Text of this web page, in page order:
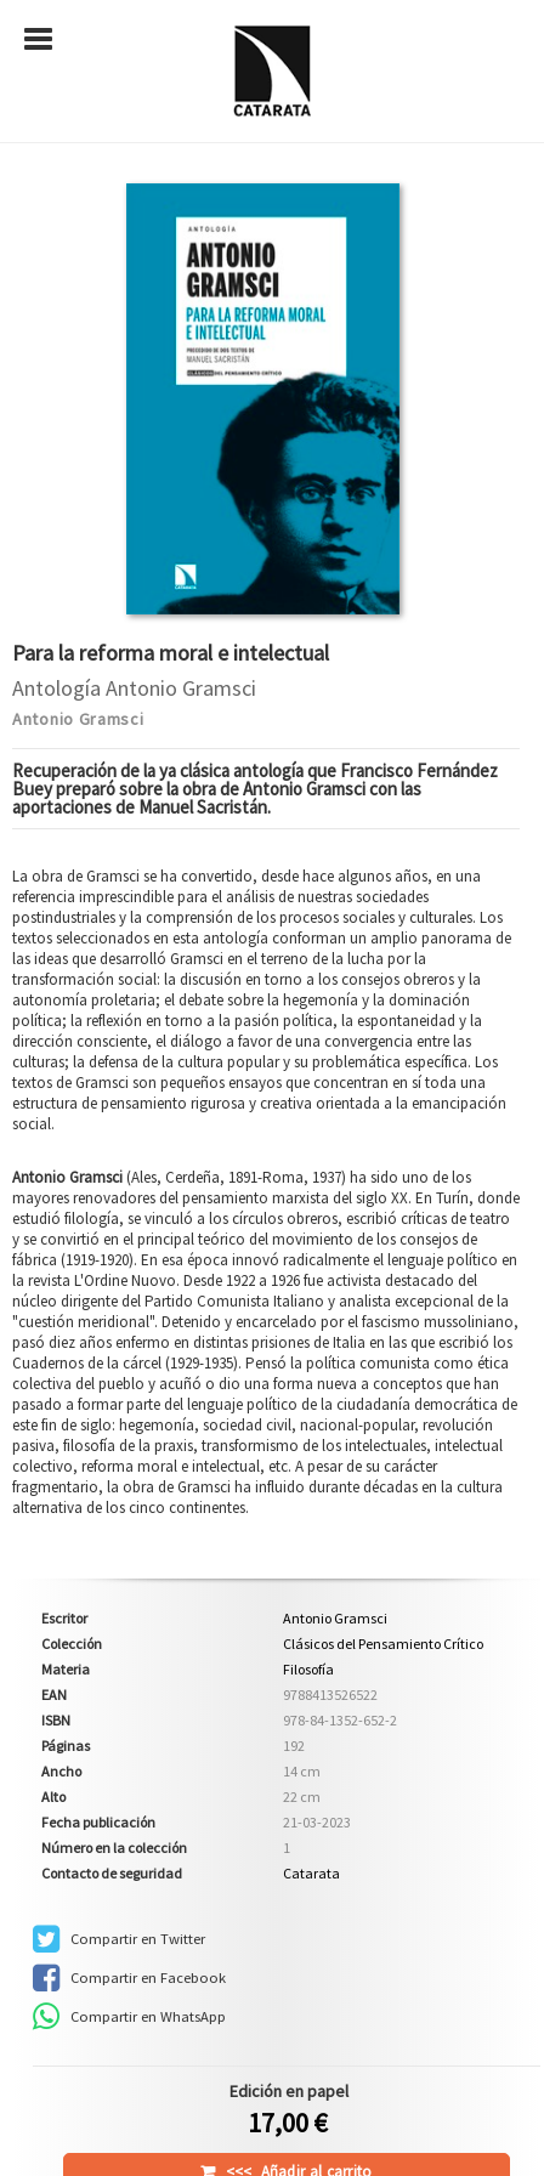
Para la reforma moral e intelectual
Antología Antonio Gramsci
Antonio Gramsci
Recuperación de la ya clásica antología que Francisco Fernández
Buey preparó sobre la obra de Antonio Gramsci con las
aportaciones de Manuel Sacristán.
La obra de Gramsci se ha convertido, desde hace algunos años, en una
referencia imprescindible para el análisis de nuestras sociedades
postindustriales y la comprensión de los procesos sociales y culturales. Los
textos seleccionados en esta antología conforman un amplio panorama de
las ideas que desarrolló Gramsci en el terreno de la lucha por la
transformación social: la discusión en torno a los consejos obreros y la
autonomía proletaria; el debate sobre la hegemonía y la dominación
política; la reflexión en torno a la pasión política, la espontaneidad y la
dirección consciente, el diálogo a favor de una convergencia entre las
culturas; la defensa de la cultura popular y su problemática específica. Los
textos de Gramsci son pequeños ensayos que concentran en sí toda una
estructura de pensamiento rigurosa y creativa orientada a la emancipación
social.
Antonio Gramsci(Ales, Cerdeña, 1891-Roma, 1937) ha sido uno de los
mayores renovadores del pensamiento marxista del siglo XX. En Turín, donde
estudió filología, se vinculó a los círculos obreros, escribió críticas de teatro
y se convirtió en el principal teórico del movimiento de los consejos de
fábrica (1919-1920). En esa época innovó radicalmente el lenguaje político en
la revista L'Ordine Nuovo. Desde 1922 a 1926 fue activista destacado del
núcleo dirigente del Partido Comunista Italiano y analista excepcional de la
"cuestión meridional". Detenido y encarcelado por el fascismo mussoliniano,
pasó diez años enfermo en distintas prisiones de Italia en las que escribió los
Cuadernos de la cárcel (1929-1935). Pensó la política comunista como ética
colectiva del pueblo y acuñó o dio una forma nueva a conceptos que han
pasado a formar parte del lenguaje político de la ciudadanía democrática de
este fin de siglo: hegemonía, sociedad civil, nacional-popular, revolución
pasiva, filosofía de la praxis, transformismo de los intelectuales, intelectual
colectivo, reforma moral e intelectual, etc. A pesar de su carácter
fragmentario, la obra de Gramsci ha influido durante décadas en la cultura
alternativa de los cinco continentes.
Escritor
Antonio Gramsci
Colección
Clásicos del Pensamiento Crítico
Materia
Filosofía
EAN
9788413526522
ISBN
978-84-1352-652-2
Páginas
192
Ancho
14 cm
Alto
22 cm
Fecha publicación
21-03-2023
Número en la colección
1
Contacto de seguridad
Catarata
Compartir en Twitter
Compartir en Facebook
Compartir en WhatsApp
Edición en papel
17,00 €
<<< Añadir al carrito